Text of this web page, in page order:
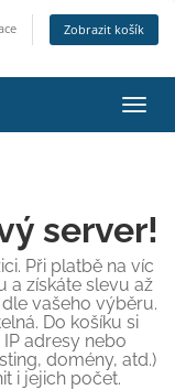
Zobrazit košík
server!
Při platbě na víc
a získáte slevu až
vašeho výběru.
Do košíku si
adresy nebo
domény, atd.)
i jejich počet.